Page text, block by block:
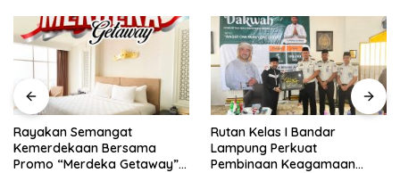
Rayakan Semangat
Kemerdekaan Bersama
Promo “Merdeka Getaway”
Rutan Kelas I Bandar
Lampung Perkuat
Pembinaan Keagamaan